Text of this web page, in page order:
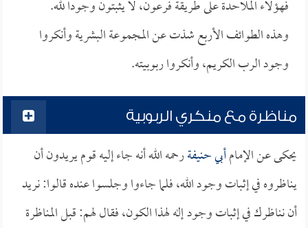
فهؤلاء الملاحدة على طريقة فرعون، لا يثبتون وجوداً لله.
وهذه الطوائف الأربع شذت عن المجموعة البشرية وأنكروا
وجود الرب الكريم، وأنكروا ربوبيته.
مناظرة مع منكري الربوبية
يحكى عن الإمامأبي حنيفةرحمه الله أنه جاء إليه قوم يريدون أن
يناظروه في إثبات وجود الله، فلما جاءوا وجلسوا عنده قالوا: نريد
أن نناظرك في إثبات وجود إله لهذا الكون، فقال لهم: قبل المناظرة